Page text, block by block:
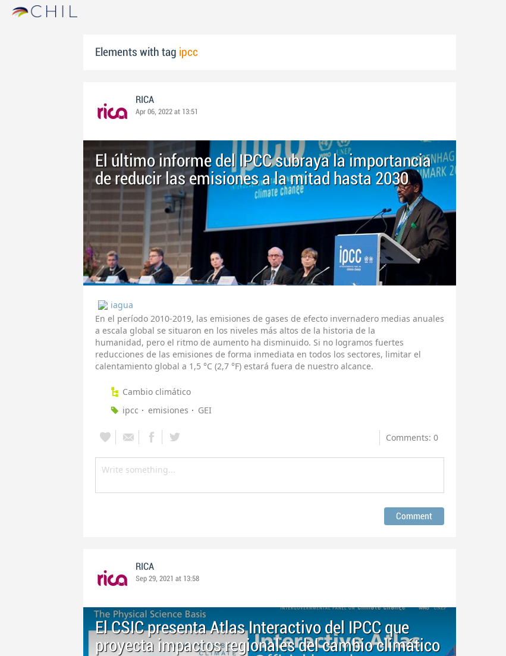
Elements with tag ipcc
RICA
Apr 06, 2022 at 13:51
El último informe del IPCC subraya la importancia
de reducir las emisiones a la mitad hasta 2030
iagua
En el período 2010-2019, las emisiones de gases de efecto invernadero medias anuales
a escala global se situaron en los niveles más altos de la historia de la
humanidad, pero el ritmo de aumento ha disminuido. Si no logramos fuertes
reducciones de las emisiones de forma inmediata en todos los sectores, limitar el
calentamiento global a 1,5 °C (2,7 °F) estará fuera de nuestro alcance.
Cambio climático
ipcc
emisiones GEI
Comments: 0
RICA
Sep 29, 2021 at 13:58
El CSIC presenta Atlas Interactivo del IPCC que
proyecta impactos regionales del cambio climático